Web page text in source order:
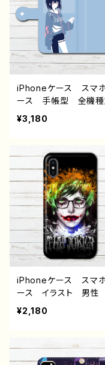
イトル：まるめがね 作
う子
iPhoneケース スマ
ース 手帳型 全機種
応 おしゃれ 女の子
ラスト エモい クー
16/15/14/13 Xperia
oglepixel ケース
いい Galaxy
イラストレーター 絵
師 クリエイター タイ
ル：indigo 作：灰染せ
¥3,180
iPhoneケース スマ
ース イラスト 男性
っこいい イケメン ク
ル エモい ロック 病
ホラー 高校生 男
hone17/16/15/14/
¥2,180